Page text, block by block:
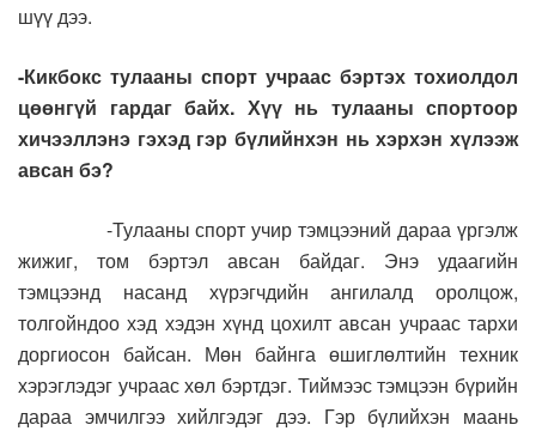
шүү дээ.
-Кикбокс тулааны спорт учраас бэртэх тохиолдол
цөөнгүй гардаг байх. Хүү нь тулааны спортоор
хичээллэнэ гэхэд гэр бүлийнхэн нь хэрхэн хүлээж
авсан бэ?
-Тулааны спорт учир тэмцээний дараа үргэлж
жижиг, том бэртэл авсан байдаг. Энэ удаагийн
тэмцээнд насанд хүрэгчдийн ангилалд оролцож,
толгойндоо хэд хэдэн хүнд цохилт авсан учраас тархи
доргиосон байсан. Мөн байнга өшиглөлтийн техник
хэрэглэдэг учраас хөл бэртдэг. Тиймээс тэмцээн бүрийн
дараа эмчилгээ хийлгэдэг дээ. Гэр бүлийхэн маань